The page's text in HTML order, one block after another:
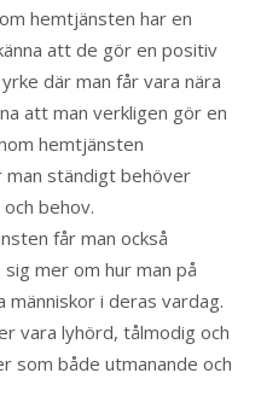
hemtjänsten har en
att de gör en positiv
där man får vara nära
att man verkligen gör en
hemtjänsten
man ständigt behöver
behov.
får man också
mer om hur man på
i deras vardag.
vara lyhörd, tålmodig och
som både utmanande och